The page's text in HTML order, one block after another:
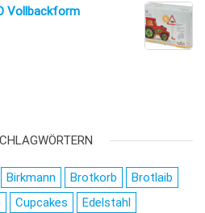
Vollbackform
Birkmann Brotkorb
Brotlaib
Cupcakes
Edelstahl